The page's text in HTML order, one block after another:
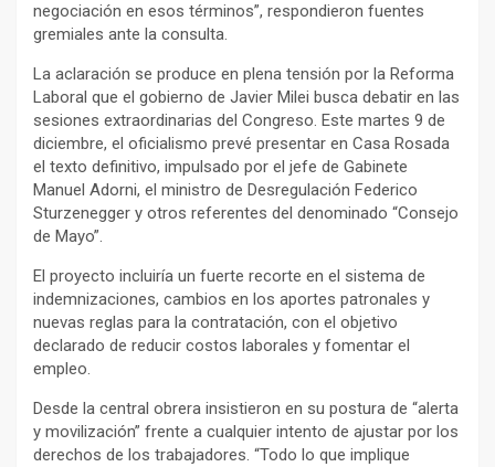
negociación en esos términos”, respondieron fuentes
gremiales ante la consulta.
La aclaración se produce en plena tensión por la Reforma
Laboral que el gobierno de Javier Milei busca debatir en las
sesiones extraordinarias del Congreso. Este martes 9 de
diciembre, el oficialismo prevé presentar en Casa Rosada
el texto definitivo, impulsado por el jefe de Gabinete
Manuel Adorni, el ministro de Desregulación Federico
Sturzenegger y otros referentes del denominado “Consejo
de Mayo”.
El proyecto incluiría un fuerte recorte en el sistema de
indemnizaciones, cambios en los aportes patronales y
nuevas reglas para la contratación, con el objetivo
declarado de reducir costos laborales y fomentar el
empleo.
Desde la central obrera insistieron en su postura de “alerta
y movilización” frente a cualquier intento de ajustar por los
derechos de los trabajadores. “Todo lo que implique